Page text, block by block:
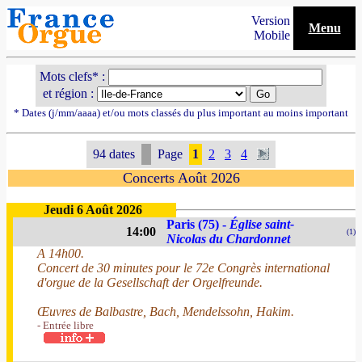
Version
Mobile
Menu
Mots clefs* :
et région :
* Dates (j/mm/aaaa) et/ou mots classés du plus important au moins important
94 dates Page 1 2 3 4
Concerts Août 2026
Jeudi 6 Août 2026
14:00
Paris (75) - Église saint-
Nicolas du Chardonnet
(1)
A 14h00.
Concert de 30 minutes pour le 72e Congrès international
d'orgue de la Gesellschaft der Orgelfreunde.
Œuvres de Balbastre, Bach, Mendelssohn, Hakim.
- Entrée libre